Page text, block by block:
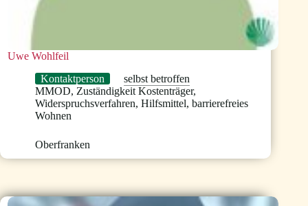
Uwe Wohlfeil
Kontaktperson
selbst betroffen
MMOD, Zuständigkeit Kostenträger,
Widerspruchsverfahren, Hilfsmittel, barrierefreies
Wohnen
Oberfranken